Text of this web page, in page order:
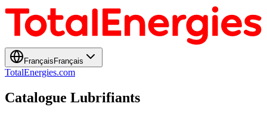
Français Français
TotalEnergies.com
Catalogue Lubrifiants